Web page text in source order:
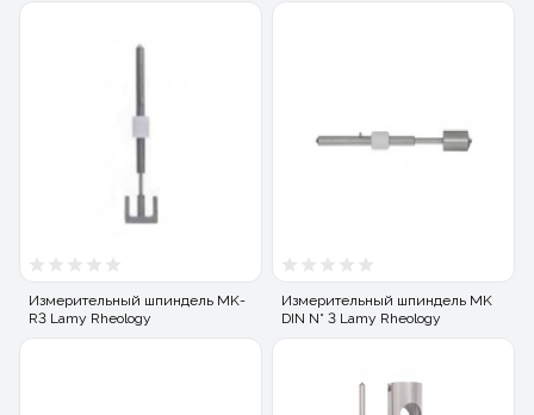
Измерительный шпиндель MK-
R3 Lamy Rheology
Измерительный шпиндель MK
DIN N° 3 Lamy Rheology